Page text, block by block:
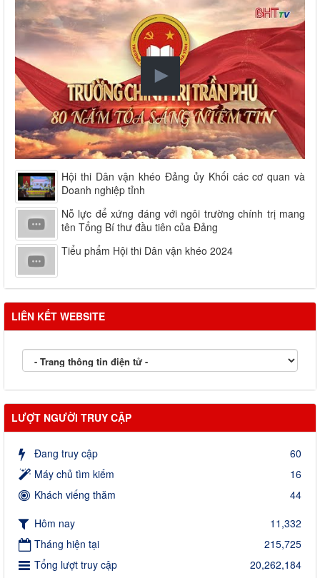
Hội thi Dân vận khéo Đảng ủy Khối các cơ quan và
Doanh nghiệp tỉnh
Nỗ lực để xứng đáng với ngôi trường chính trị mang
tên Tổng Bí thư đầu tiên của Đảng
Tiểu phẩm Hội thi Dân vận khéo 2024
LIÊN KẾT WEBSITE
LƯỢT NGƯỜI TRUY CẬP
Đang truy cập
60
Máy chủ tìm kiếm
16
Khách viếng thăm
44
Hôm nay
11,332
Tháng hiện tại
215,725
Tổng lượt truy cập
20,262,184